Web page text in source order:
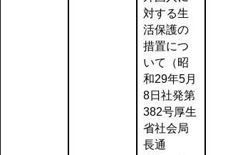
対する生
活保護の
措置につ
いて（昭
和29年5月
8日社発第
382号厚生
省社会局
長通